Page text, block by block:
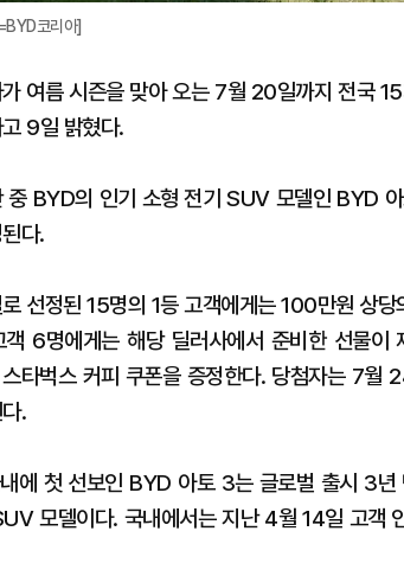
코리아]
여름 시즌을 맞아 오는 7월 20일까지 전국
9일 밝혔다.
중 BYD의 인기 소형 전기 SUV 모델인 BYD
다.
선정된 15명의 1등 고객에게는 100만원 상
6명에게는 해당 딜러사에서 준비한 선물이
타벅스 커피 쿠폰을 증정한다. 당첨자는 7월
.
에 첫 선보인 BYD 아토 3는 글로벌 출시 3
모델이다. 국내에서는 지난 4월 14일 고객